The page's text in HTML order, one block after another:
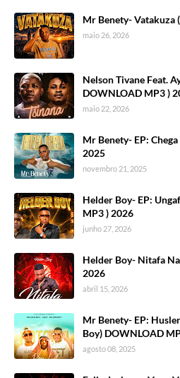
Mr Benety- Vatakuza
maio 26, 2026
Nelson Tivane Feat.
DOWNLOAD MP3 )
maio 22, 2026
Mr Benety- EP:
2025
novembro 21, 2025
Helder Boy- EP:
MP3 ) 2026
junho 27, 2026
Helder Boy- Nitafa
2026
abril 15, 2026
Mr Benety- EP:
Boy) DOWNLOAD
agosto 08, 2025